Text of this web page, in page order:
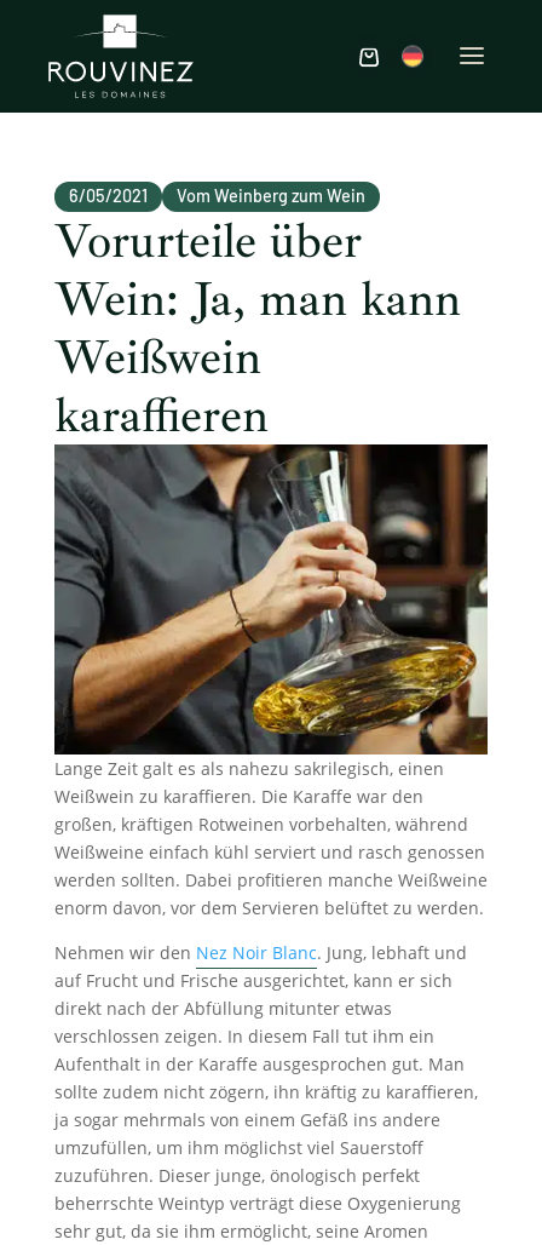
Vorurteile über
Wein: Ja, man kann
Weißwein
karaffieren
6/05/2021 Vom Weinberg zum Wein
Lange Zeit galt es als nahezu sakrilegisch, einen
Weißwein zu karaffieren. Die Karaffe war den
großen, kräftigen Rotweinen vorbehalten, während
Weißweine einfach kühl serviert und rasch genossen
werden sollten. Dabei profitieren manche Weißweine
enorm davon, vor dem Servieren belüftet zu werden.
Nehmen wir den Nez Noir Blanc. Jung, lebhaft und
auf Frucht und Frische ausgerichtet, kann er sich
direkt nach der Abfüllung mitunter etwas
verschlossen zeigen. In diesem Fall tut ihm ein
Aufenthalt in der Karaffe ausgesprochen gut. Man
sollte zudem nicht zögern, ihn kräftig zu karaffieren,
ja sogar mehrmals von einem Gefäß ins andere
umzufüllen, um ihm möglichst viel Sauerstoff
zuzuführen. Dieser junge, önologisch perfekt
beherrschte Weintyp verträgt diese Oxygenierung
sehr gut, da sie ihm ermöglicht, seine Aromen